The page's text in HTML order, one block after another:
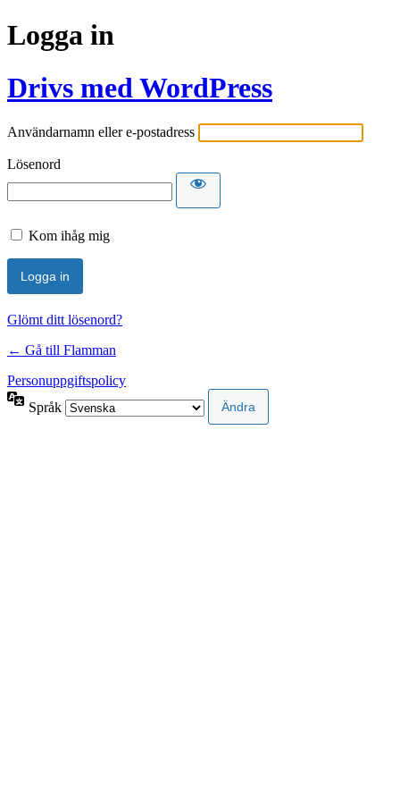
Logga in
Drivs med WordPress
Användarnamn eller e-postadress
Lösenord
Kom ihåg mig
Glömt ditt lösenord?
← Gå till Flamman
Personuppgiftspolicy
Språk